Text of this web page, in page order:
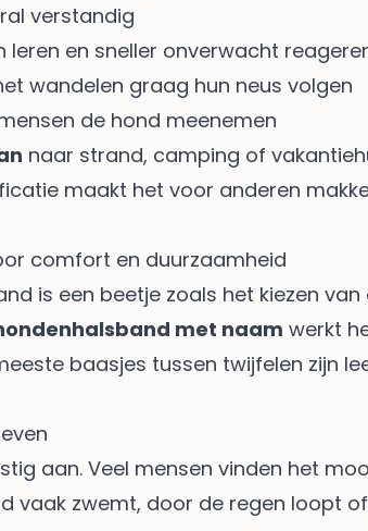
verstandig
leren en sneller onverwacht
wandelen graag hun neus volgen
de hond meenemen
naar strand, camping of
maakt het voor anderen
comfort en duurzaamheid
is een beetje zoals het kiezen
met naam werkt
baasjes tussen twijfelen zijn
aan. Veel mensen vinden het
vaak zwemt, door de regen loopt